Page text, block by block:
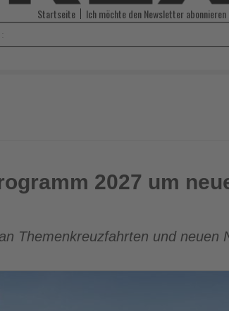
Startseite Ich möchte den Newsletter abonnieren
Themen- und Eventreisen
2027 um
Themenkreuzfahrten und neuen